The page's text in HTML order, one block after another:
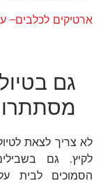
ארטיקים לכלבים–
גם
לא צריך לצאת
לקיץ. גם
הסמוכים לבית